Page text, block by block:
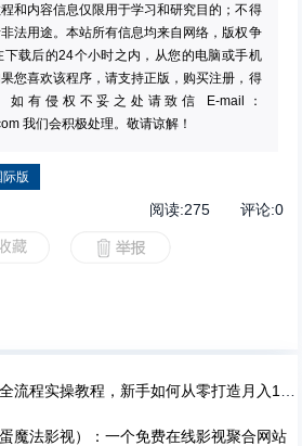
和内容信息仅限用于学习和研究目的；不得
法用途。本站所有信息均来自网络，版权争
载后的24个小时之内，从您的电脑或手机
您喜欢该程序，请支持正版，购买注册，得
如有侵权不妥之处请致信 E-mail：
我们会积极处理。敬请谅解！
际版
阅读:275评论:0
实操教程，新手如何从零打造月入1W美金电商事业
魔法影视）：一个免费在线影视聚合网站